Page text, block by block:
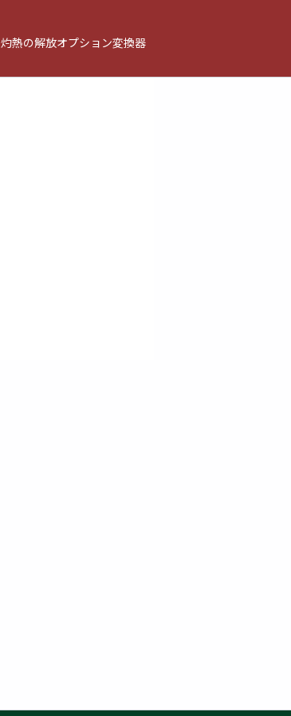
灼熱の解放オプション変換器